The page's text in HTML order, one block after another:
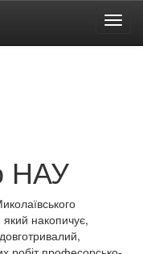
НАУ
який накопичує,